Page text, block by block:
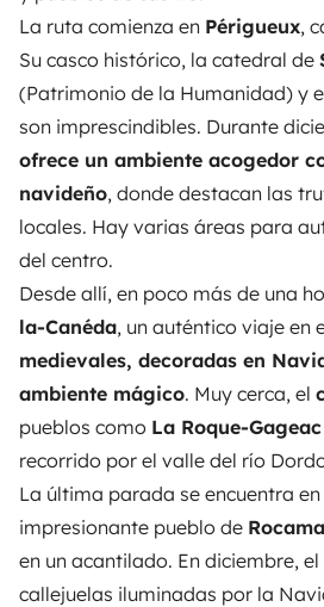
La ruta comienza en Périgueux,
Su casco histórico, la catedral de
(Patrimonio de la Humanidad) y
son imprescindibles. Durante
ofrece un ambiente acogedor
navideño, donde destacan las
locales. Hay varias áreas para
del centro.
Desde allí, en poco más de una
la-Canéda, un auténtico viaje en
medievales, decoradas en
ambiente mágico. Muy cerca, el
pueblos como La Roque-Gageac
recorrido por el valle del río
La última parada se encuentra en
impresionante pueblo de
en un acantilado. En diciembre,
callejuelas iluminadas por la